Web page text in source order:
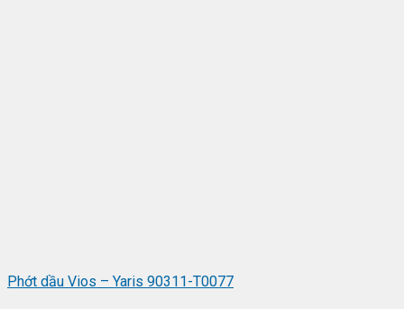
Phớt dầu Vios – Yaris 90311-T0077